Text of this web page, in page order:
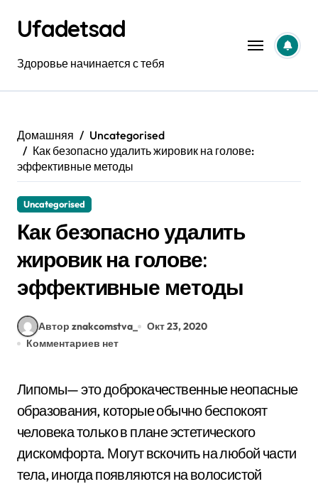
содержанию
Ufadetsad
Здоровье начинается с тебя
Домашняя
Uncategorised
Как безопасно удалить жировик на голове:
эффективные методы
Uncategorised
Как безопасно удалить
жировик на голове:
эффективные методы
Автор znakcomstva_
Окт 23, 2020
Комментариев нет
Липомы— это доброкачественные неопасные
образования, которые обычно беспокоят
человека только в плане эстетического
дискомфорта. Могут вскочить на любой части
тела, иногда появляются на волосистой